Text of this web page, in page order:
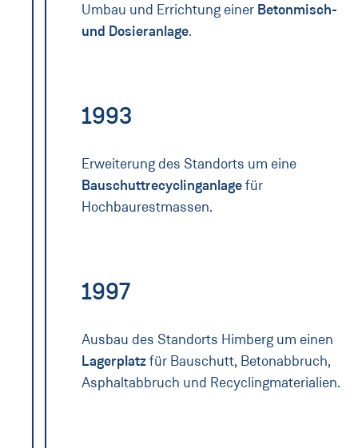
Umbau und Errichtung einer Betonmisch-
und Dosieranlage.
1993
Erweiterung des Standorts um eine
Bauschuttrecyclinganlagefür
Hochbaurestmassen.
1997
Ausbau des Standorts Himberg um einen
Lagerplatzfür Bauschutt, Betonabbruch,
Asphaltabbruch und Recyclingmaterialien.